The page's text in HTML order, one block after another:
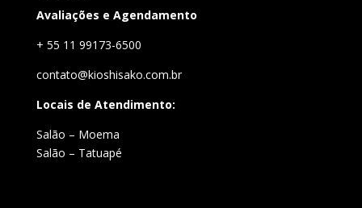
Avaliações e Agendamento
+ 55 11 99173-6500
contato@kioshisako.com.br
Locais de Atendimento:
Salão – Moema
Salão – Tatuapé